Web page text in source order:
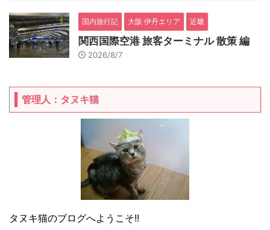
国内旅行記 大阪 伊丹エリア 近畿
関西国際空港 旅客ターミナル 散策 編
2026/8/7
管理人：タヌキ猫
タヌキ猫のブログへようこそ!!